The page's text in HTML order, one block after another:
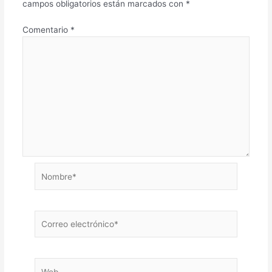
campos obligatorios están marcados con *
Comentario *
electrónico*